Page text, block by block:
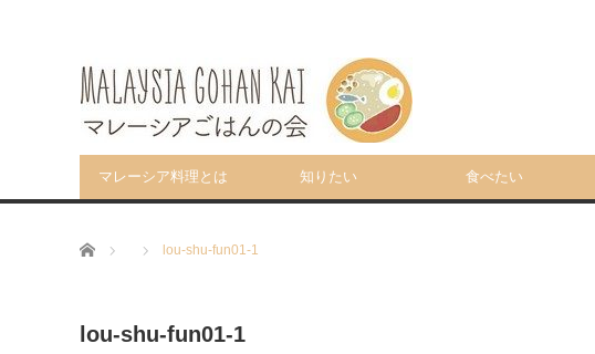
マレーシア料理とは 知りたい 食べたい
ホーム lou-shu-fun01-1
lou-shu-fun01-1